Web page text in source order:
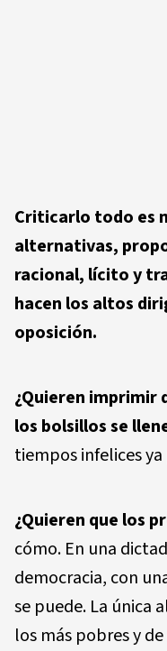
Criticarlo todo es
alternativas,
racional, lícito y
hacen los altos
oposición.
¿Quieren imprimir
los bolsillos se
tiempos infelices
¿Quieren que los
cómo. En una
democracia, con
se puede. La única
los más pobres y